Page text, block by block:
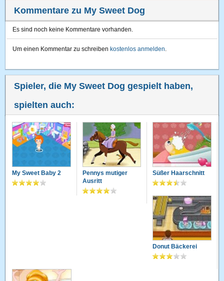
Kommentare zu My Sweet Dog
Es sind noch keine Kommentare vorhanden.
Um einen Kommentar zu schreiben kostenlos anmelden.
Spieler, die My Sweet Dog gespielt haben,
spielten auch:
My Sweet Baby 2
Pennys mutiger
Ausritt
Süßer Haarschnitt
Donut Bäckerei